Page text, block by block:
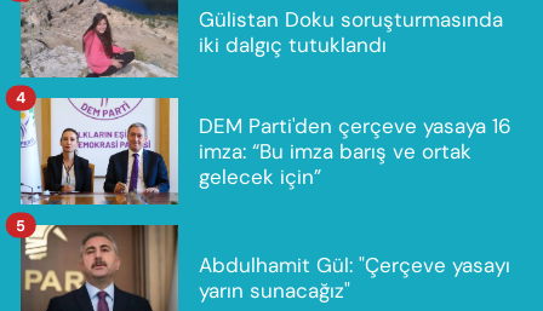
Gülistan Doku soruşturmasında
iki dalgıç tutuklandı
DEM Parti'den çerçeve yasaya 16
imza: “Bu imza barış ve ortak
gelecek için”
4
Abdulhamit Gül: "Çerçeve yasayı
yarın sunacağız"
5